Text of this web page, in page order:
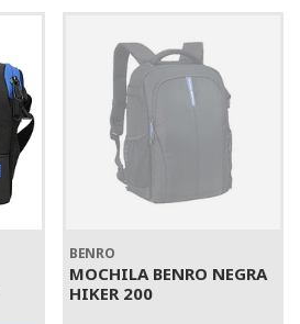
BENRO
MOCHILA BENRO NEGRA
HIKER 200